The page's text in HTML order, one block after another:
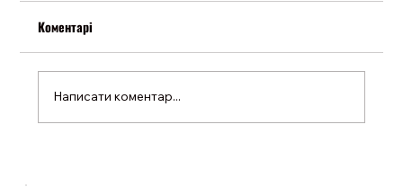
Коментарі
Написати коментар...